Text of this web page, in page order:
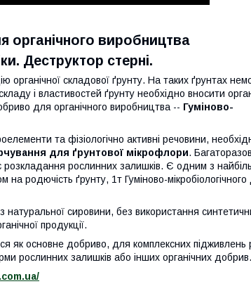
органічного виробництва
Деструктор стерні.
складової ґрунту. На таких ґрунтах
і властивостей ґрунту необхідно вносити
для органічного виробництва -- Гуміново-
та фізіологічно активні речовини,
для ґрунтової мікрофлори.
розкладання рослинних залишків. Є одним з
родючість ґрунту, 1т Гуміново-
з натуральної сировини, без використання
продукції.
як основне добриво, для комплексних підживлень
рослинних залишків або інших органічних добрив.